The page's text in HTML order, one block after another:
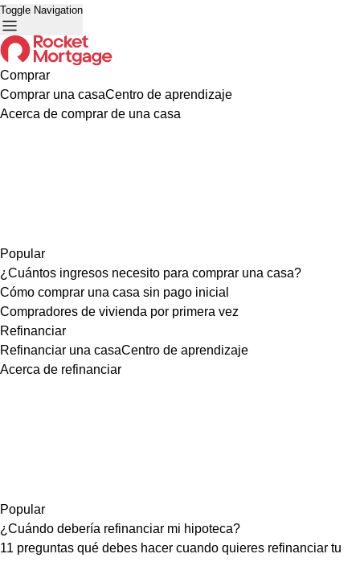
Toggle Navigation
Comprar
Comprar una casaCentro de aprendizaje
Acerca de comprar de una casa
Popular
¿Cuántos ingresos necesito para comprar una casa?
Cómo comprar una casa sin pago inicial
Compradores de vivienda por primera vez
Refinanciar
Refinanciar una casaCentro de aprendizaje
Acerca de refinanciar
Popular
¿Cuándo debería refinanciar mi hipoteca?
11 preguntas qué debes hacer cuando quieres refinanciar tu